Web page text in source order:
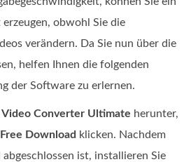
obwohl Sie die
verändern. Da Sie nun über die
helfen Ihnen die folgenden
der Software zu erlernen.
Video Converter Ultimate herunter,
Free Download klicken. Nachdem
ist, installieren Sie